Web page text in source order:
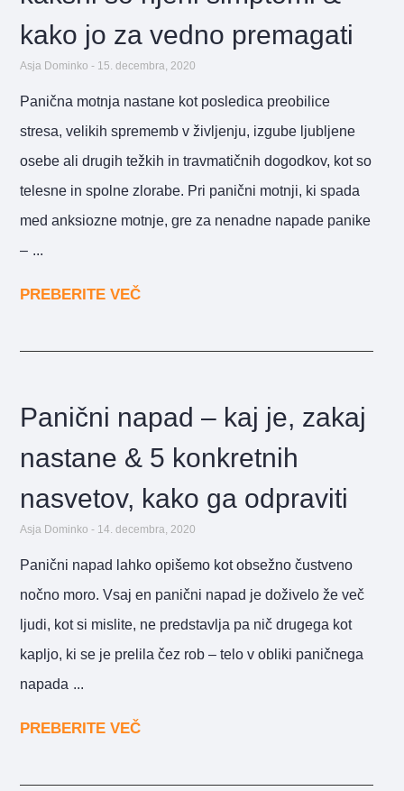
kako jo za vedno premagati
Asja Dominko 15. decembra, 2020
Panična motnja nastane kot posledica preobilice
stresa, velikih sprememb v življenju, izgube ljubljene
osebe ali drugih težkih in travmatičnih dogodkov, kot so
telesne in spolne zlorabe. Pri panični motnji, ki spada
med anksiozne motnje, gre za nenadne napade panike
–
PREBERITE VEČ
Panični napad – kaj je, zakaj
nastane & 5 konkretnih
nasvetov, kako ga odpraviti
Asja Dominko 14. decembra, 2020
Panični napad lahko opišemo kot obsežno čustveno
nočno moro. Vsaj en panični napad je doživelo že več
ljudi, kot si mislite, ne predstavlja pa nič drugega kot
kapljo, ki se je prelila čez rob – telo v obliki paničnega
napada
PREBERITE VEČ